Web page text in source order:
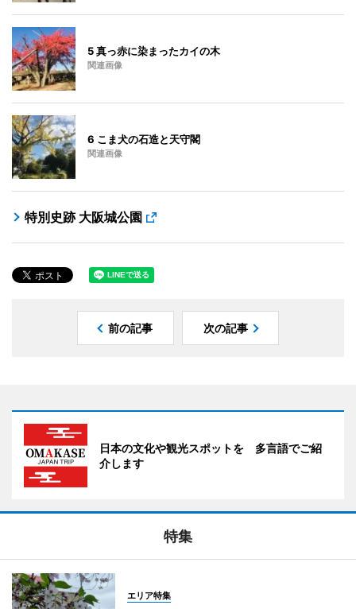
5 真っ赤に染まったカイの木
関連画像
6 こま犬の石造と天守閣
関連画像
特別史跡 大阪城公園
前の記事 次の記事
日本の文化や観光スポットを 多言語でご紹
介します
特集
エリア特集